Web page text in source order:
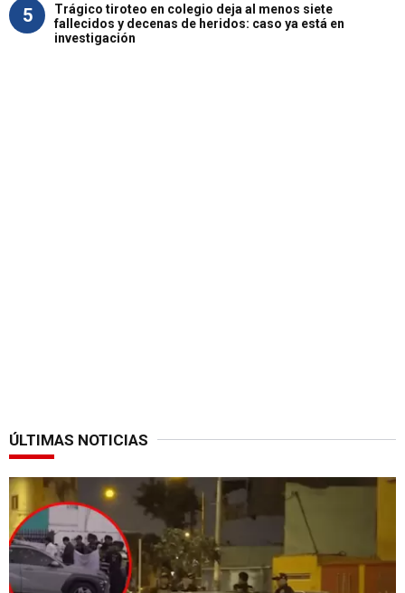
5
Trágico tiroteo en colegio deja al menos siete
fallecidos y decenas de heridos: caso ya está en
investigación
ÚLTIMAS NOTICIAS